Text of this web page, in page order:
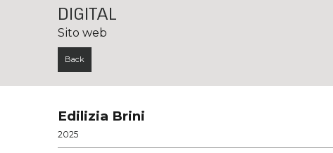
DIGITAL
Sito web
Back
Edilizia Brini
2025